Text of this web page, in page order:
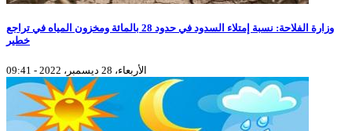
وزارة الفلاحة: نسبة إمتلاء السدود في حدود 28 بالمائة ومخزون المياه في تراجع
خطير
الأربعاء، 28 ديسمبر، 2022 - 09:41